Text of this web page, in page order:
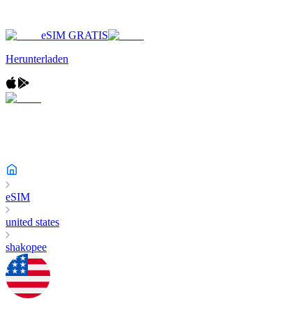
eSIM GRATIS
Herunterladen
eSIM
united states
shakopee